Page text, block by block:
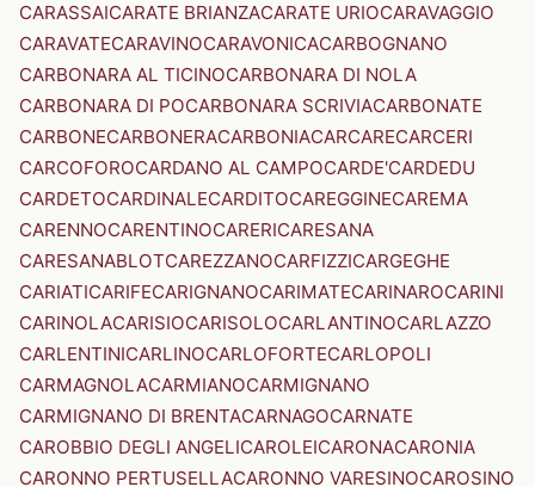
CARASSAICARATE BRIANZACARATE URIOCARAVAGGIO
CARAVATECARAVINOCARAVONICACARBOGNANO
CARBONARA AL TICINOCARBONARA DI NOLA
CARBONARA DI POCARBONARA SCRIVIACARBONATE
CARBONECARBONERACARBONIACARCARECARCERI
CARCOFOROCARDANO AL CAMPOCARDE'CARDEDU
CARDETOCARDINALECARDITOCAREGGINECAREMA
CARENNOCARENTINOCARERICARESANA
CARESANABLOTCAREZZANOCARFIZZICARGEGHE
CARIATICARIFECARIGNANOCARIMATECARINAROCARINI
CARINOLACARISIOCARISOLOCARLANTINOCARLAZZO
CARLENTINICARLINOCARLOFORTECARLOPOLI
CARMAGNOLACARMIANOCARMIGNANO
CARMIGNANO DI BRENTACARNAGOCARNATE
CAROBBIO DEGLI ANGELICAROLEICARONACARONIA
CARONNO PERTUSELLACARONNO VARESINOCAROSINO